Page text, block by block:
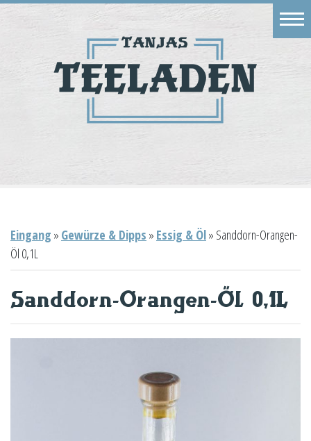
Eingang » Gewürze & Dipps » Essig & Öl» Sanddorn-Orangen-
Öl 0,1L
Sanddorn-Orangen-Öl 0,1L
Geschäft